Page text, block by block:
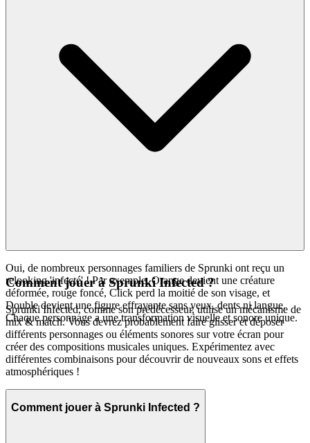
Oui, de nombreux personnages familiers de Sprunki ont reçu un
relooking 'infecté' ! Par exemple, Orange devient une créature
déformée, rouge foncé, Click perd la moitié de son visage, et
Double devient une figure effrayante sans yeux, dents ni langue.
Chaque personnage a une transformation visuelle et sonore unique.
Comment jouer à Sprunki Infected ?
Sprunki Infected, comme son prédécesseur, utilise un mécanisme de
mix & match. Vous devrez probablement faire glisser et déposer
différents personnages ou éléments sonores sur votre écran pour
créer des compositions musicales uniques. Expérimentez avec
différentes combinaisons pour découvrir de nouveaux sons et effets
atmosphériques !
Comment jouer à Sprunki Infected ?